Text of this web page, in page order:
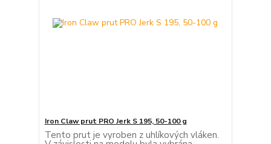
Iron Claw prut PRO Jerk S 195, 50-100 g
Tento prut je vyroben z uhlíkových vláken.